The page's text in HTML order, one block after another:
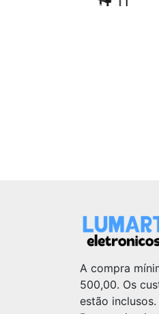
A compra
500,00. Os
estão inclusos.